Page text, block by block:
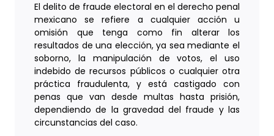
El delito de fraude electoral en el derecho penal
mexicano se refiere a cualquier acción u
omisión que tenga como fin alterar los
resultados de una elección, ya sea mediante el
soborno, la manipulación de votos, el uso
indebido de recursos públicos o cualquier otra
práctica fraudulenta, y está castigado con
penas que van desde multas hasta prisión,
dependiendo de la gravedad del fraude y las
circunstancias del caso.